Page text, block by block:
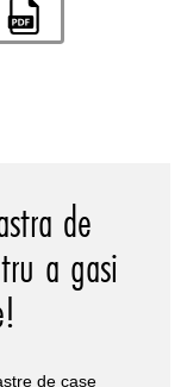
de
a gasi
de case